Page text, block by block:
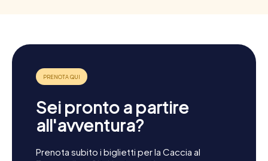
Sei pronto a partire
all'avventura?
Prenota subito i biglietti per la Caccia al